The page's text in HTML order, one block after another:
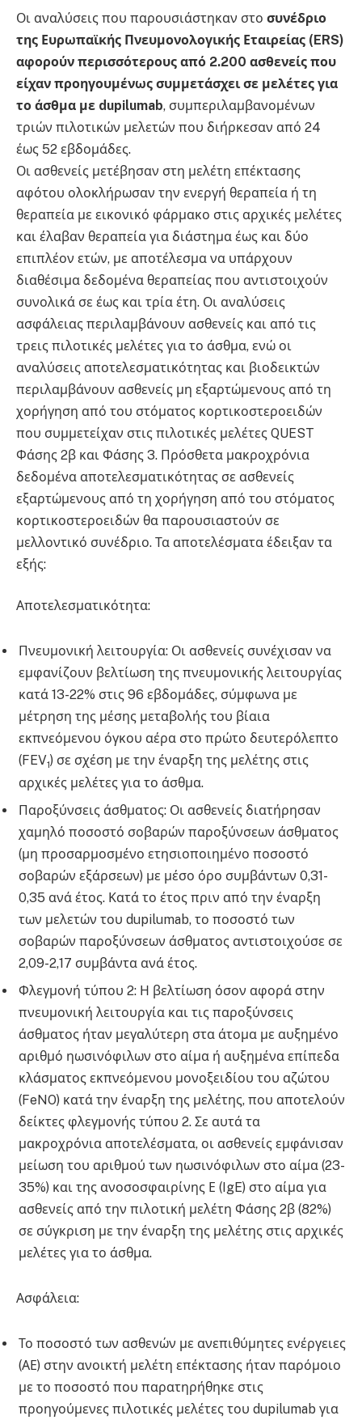
Οι αναλύσεις που παρουσιάστηκαν στο συνέδριο
της Ευρωπαϊκής Πνευμονολογικής Εταιρείας (ERS)
αφορούν περισσότερους από 2.200 ασθενείς που
είχαν προηγουμένως συμμετάσχει σε μελέτες για
το άσθμα με dupilumab, συμπεριλαμβανομένων
τριών πιλοτικών μελετών που διήρκεσαν από 24
έως 52 εβδομάδες.
Οι ασθενείς μετέβησαν στη μελέτη επέκτασης
αφότου ολοκλήρωσαν την ενεργή θεραπεία ή τη
θεραπεία με εικονικό φάρμακο στις αρχικές μελέτες
και έλαβαν θεραπεία για διάστημα έως και δύο
επιπλέον ετών, με αποτέλεσμα να υπάρχουν
διαθέσιμα δεδομένα θεραπείας που αντιστοιχούν
συνολικά σε έως και τρία έτη. Οι αναλύσεις
ασφάλειας περιλαμβάνουν ασθενείς και από τις
τρεις πιλοτικές μελέτες για το άσθμα, ενώ οι
αναλύσεις αποτελεσματικότητας και βιοδεικτών
περιλαμβάνουν ασθενείς μη εξαρτώμενους από τη
χορήγηση από του στόματος κορτικοστεροειδών
που συμμετείχαν στις πιλοτικές μελέτες QUEST
Φάσης 2β και Φάσης 3. Πρόσθετα μακροχρόνια
δεδομένα αποτελεσματικότητας σε ασθενείς
εξαρτώμενους από τη χορήγηση από του στόματος
κορτικοστεροειδών θα παρουσιαστούν σε
μελλοντικό συνέδριο. Τα αποτελέσματα έδειξαν τα
εξής:
Αποτελεσματικότητα:
Πνευμονική λειτουργία: Οι ασθενείς συνέχισαν να
εμφανίζουν βελτίωση της πνευμονικής λειτουργίας
κατά 13-22% στις 96 εβδομάδες, σύμφωνα με
μέτρηση της μέσης μεταβολής του βίαια
εκπνεόμενου όγκου αέρα στο πρώτο δευτερόλεπτο
(FEV1) σε σχέση με την έναρξη της μελέτης στις
αρχικές μελέτες για το άσθμα.
Παροξύνσεις άσθματος: Οι ασθενείς διατήρησαν
χαμηλό ποσοστό σοβαρών παροξύνσεων άσθματος
(μη προσαρμοσμένο ετησιοποιημένο ποσοστό
σοβαρών εξάρσεων) με μέσο όρο συμβάντων 0,31-
0,35 ανά έτος. Κατά το έτος πριν από την έναρξη
των μελετών του dupilumab, το ποσοστό των
σοβαρών παροξύνσεων άσθματος αντιστοιχούσε σε
2,09-2,17 συμβάντα ανά έτος.
Φλεγμονή τύπου 2: Η βελτίωση όσον αφορά στην
πνευμονική λειτουργία και τις παροξύνσεις
άσθματος ήταν μεγαλύτερη στα άτομα με αυξημένο
αριθμό ηωσινόφιλων στο αίμα ή αυξημένα επίπεδα
κλάσματος εκπνεόμενου μονοξειδίου του αζώτου
(FeNO) κατά την έναρξη της μελέτης, που αποτελούν
δείκτες φλεγμονής τύπου 2. Σε αυτά τα
μακροχρόνια αποτελέσματα, οι ασθενείς εμφάνισαν
μείωση του αριθμού των ηωσινόφιλων στο αίμα (23-
35%) και της ανοσοσφαιρίνης Ε (IgE) στο αίμα για
ασθενείς από την πιλοτική μελέτη Φάσης 2β (82%)
σε σύγκριση με την έναρξη της μελέτης στις αρχικές
μελέτες για το άσθμα.
Ασφάλεια:
Το ποσοστό των ασθενών με ανεπιθύμητες ενέργειες
(ΑΕ) στην ανοικτή μελέτη επέκτασης ήταν παρόμοιο
με το ποσοστό που παρατηρήθηκε στις
προηγούμενες πιλοτικές μελέτες του dupilumab για